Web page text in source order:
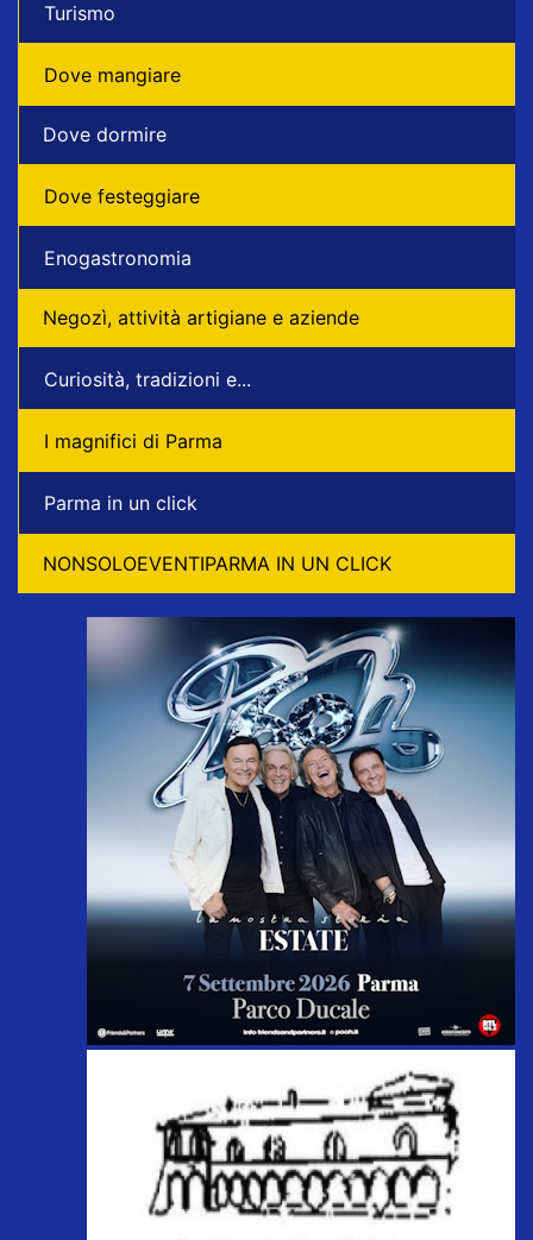
Turismo
Dove mangiare
Dove dormire
Dove festeggiare
Enogastronomia
Negozì, attività artigiane e aziende
Curiosità, tradizioni e...
I magnifici di Parma
Parma in un click
NONSOLOEVENTIPARMA IN UN CLICK